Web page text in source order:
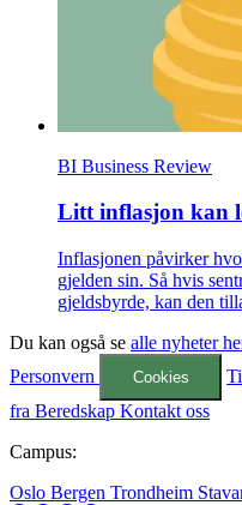
BI Business Review
Litt inflasjon kan
Inflasjonen påvirker
gjelden sin. Så hvis
gjeldsbyrde, kan den
Du kan også se alle nyheter
Personvern
Cookies
fra Beredskap Kontakt oss
Campus:
Oslo Bergen Trondheim